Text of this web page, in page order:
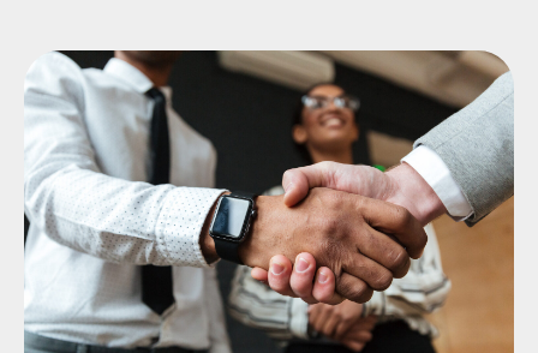
тропам,
почувствуют ту самую живую
Африку, которую невозможно
передать через экран.
Далее: Бизнес-обед
в Hemingways Nairobi 5★
Закрытая встреча с российскими
предпринимателями, которые
уже строят бизнес внутри
Африки.